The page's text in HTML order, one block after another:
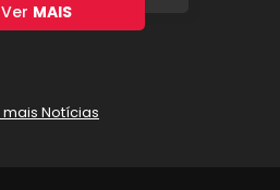
Ver MAIS
mais Notícias